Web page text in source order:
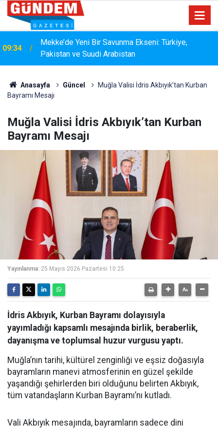
15:33 YANGIN RİSKİNE KARŞI KAPSAMLI TEMİZLİK
Anasayfa Güncel
Muğla Valisi İdris Akbıyık’tan Kurban
Bayramı Mesajı
Muğla Valisi İdris Akbıyık’tan Kurban
Bayramı Mesajı
Yayınlanma: 25 Mayıs 2026 Pazartesi 10:25
İdris Akbıyık, Kurban Bayramı dolayısıyla
yayımladığı kapsamlı mesajında birlik, beraberlik,
dayanışma ve toplumsal huzur vurgusu yaptı.
Muğla’nın tarihi, kültürel zenginliği ve eşsiz doğasıyla
bayramların manevi atmosferinin en güzel şekilde
yaşandığı şehirlerden biri olduğunu belirten Akbıyık,
tüm vatandaşların Kurban Bayramı’nı kutladı.
Vali Akbıyık mesajında, bayramların sadece dini